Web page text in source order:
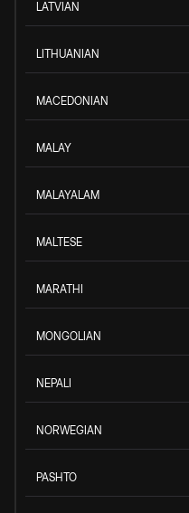
LATVIAN
LITHUANIAN
MACEDONIAN
MALAY
MALAYALAM
MALTESE
MARATHI
MONGOLIAN
NEPALI
NORWEGIAN
PASHTO